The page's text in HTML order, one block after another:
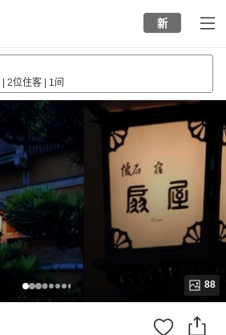
新
2位住客 1间
88